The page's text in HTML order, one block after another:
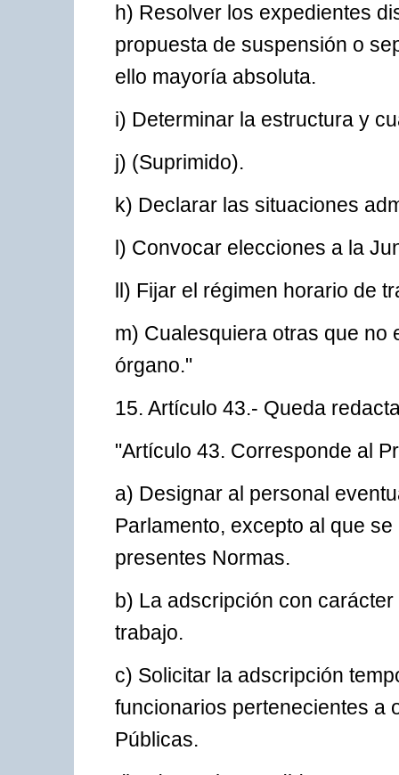
h) Resolver los expedientes
propuesta de suspensión o
ello mayoría absoluta.
i) Determinar la estructura y
j) (Suprimido).
k) Declarar las situaciones
l) Convocar elecciones a la
ll) Fijar el régimen horario de
m) Cualesquiera otras que no
órgano."
15. Artículo 43.- Queda
"Artículo 43. Corresponde al
a) Designar al personal
Parlamento, excepto al que
presentes Normas.
b) La adscripción con
trabajo.
c) Solicitar la adscripción
funcionarios pertenecientes a
Públicas.